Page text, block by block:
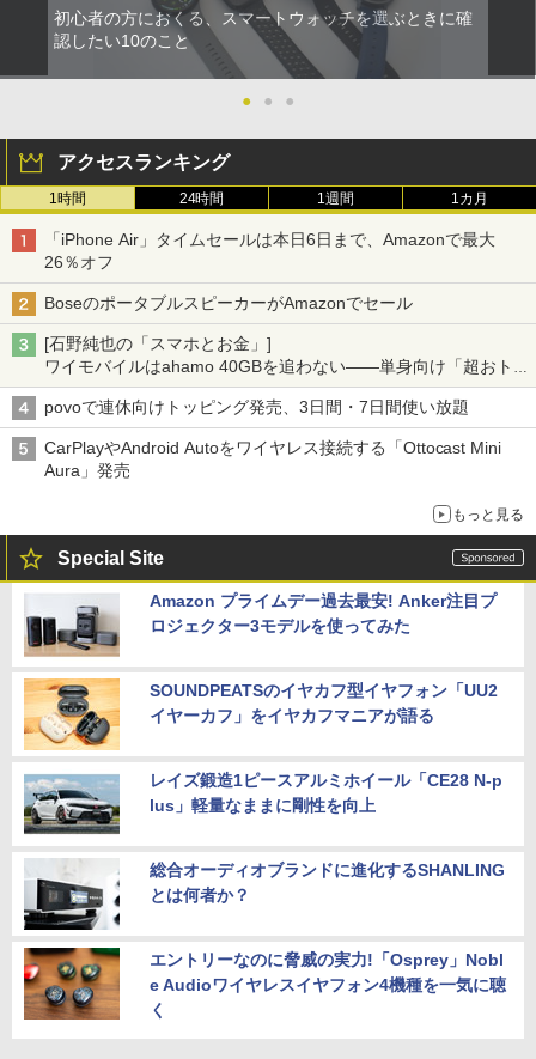
初心者の方におくる、スマートウォッチを選ぶときに確
認したい10のこと
● ● ●
アクセスランキング
1時間 24時間 1週間 1カ月
「iPhone Air」タイムセールは本日6日まで、Amazonで最大
26％オフ
BoseのポータブルスピーカーがAmazonでセール
[石野純也の「スマホとお金」]
ワイモバイルはahamo 40GBを追わない――単身向け「超おトク
割」の安さと1年限定の注意点
povoで連休向けトッピング発売、3日間・7日間使い放題
CarPlayやAndroid Autoをワイヤレス接続する「Ottocast Mini
Aura」発売
もっと見る
Special Site
Amazon プライムデー過去最安! Anker注目プ
ロジェクター3モデルを使ってみた
SOUNDPEATSのイヤカフ型イヤフォン「UU2
イヤーカフ」をイヤカフマニアが語る
レイズ鍛造1ピースアルミホイール「CE28 N-p
lus」軽量なままに剛性を向上
総合オーディオブランドに進化するSHANLING
とは何者か？
エントリーなのに脅威の実力!「Osprey」Nobl
e Audioワイヤレスイヤフォン4機種を一気に聴
く